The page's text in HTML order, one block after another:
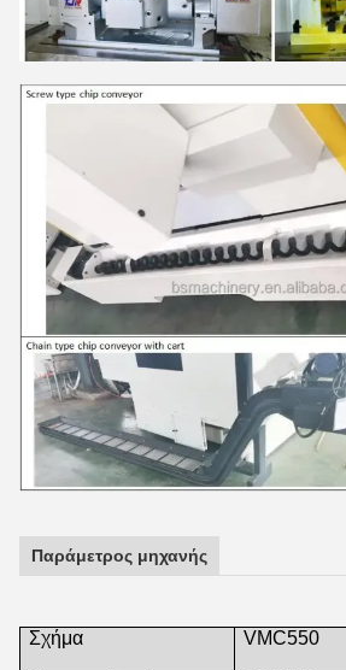
Παράμετρος μηχανής
Σχήμα VMC550